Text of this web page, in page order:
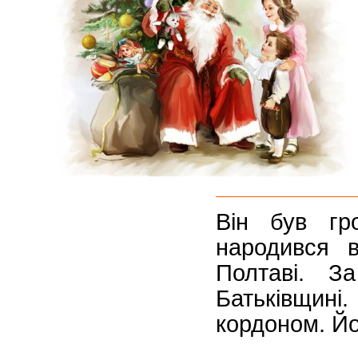
Він був
народився
Полтаві.
кордоном.